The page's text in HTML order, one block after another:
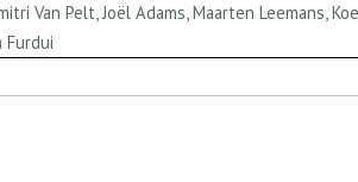
Van Pelt, Joël Adams, Maarten Leemans,
Furdui